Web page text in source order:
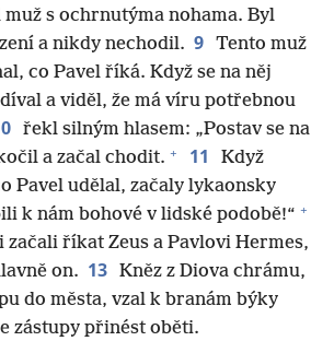
s ochrnutýma nohama. Byl
a nikdy nechodil. 9 Tento muž
co Pavel říká. Když se na něj
a viděl, že má víru potřebnou
řekl silným hlasem: „Postav se na
a začal chodit. + 11
Když
Pavel udělal, začaly lykaonsky
k nám bohové v lidské podobě!“ +
začali říkat Zeus a Pavlovi Hermes,
on. 13 Kněz z Diova chrámu,
do města, vzal k branám býky
zástupy přinést oběti.